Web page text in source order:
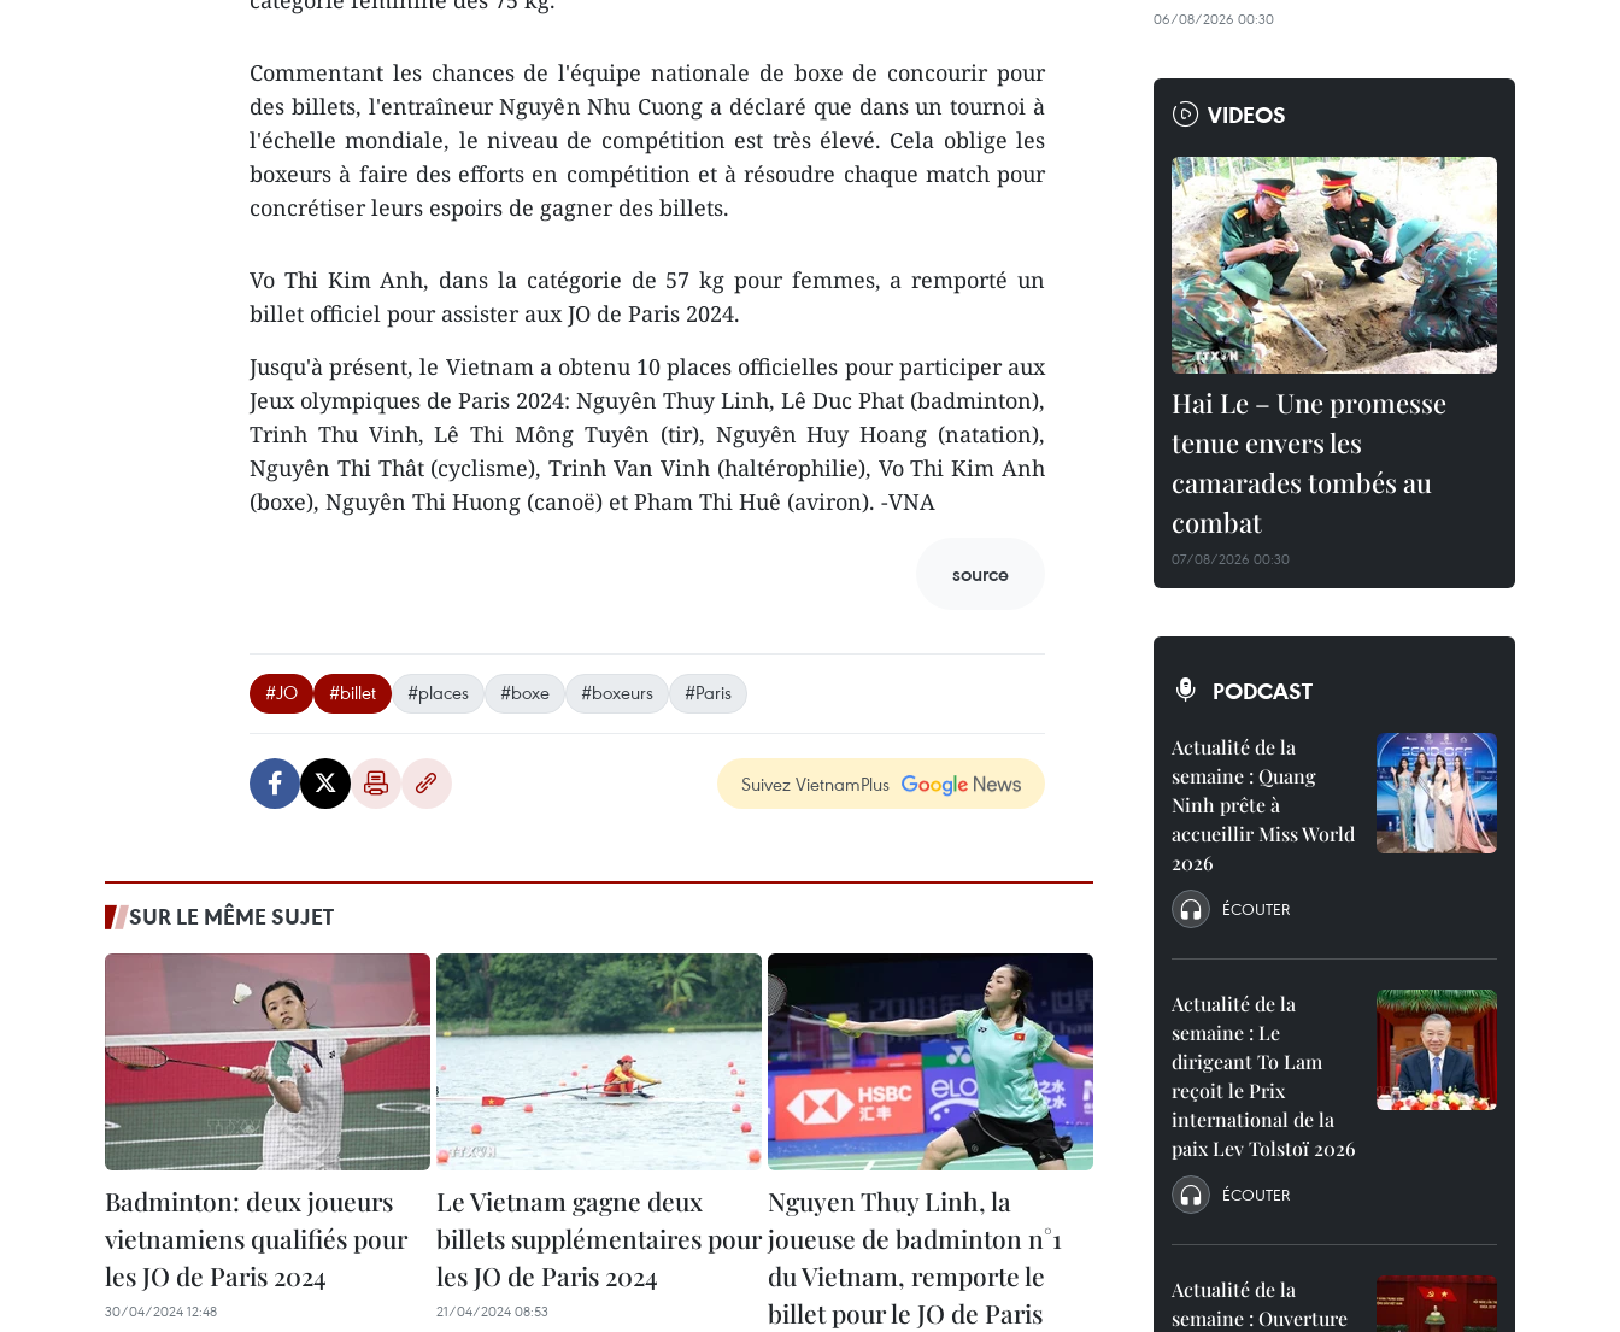
Commentant les chances de l'équipe nationale de boxe de concourir pour
des billets, l'entraîneur Nguyên Nhu Cuong a déclaré que dans un tournoi à
l'échelle mondiale, le niveau de compétition est très élevé. Cela oblige les
boxeurs à faire des efforts en compétition et à résoudre chaque match pour
concrétiser leurs espoirs de gagner des billets.
Vo Thi Kim Anh, dans la catégorie de 57 kg pour femmes, a remporté un
billet officiel pour assister aux JO de Paris 2024.
Jusqu'à présent, le Vietnam a obtenu 10 places officielles pour participer aux
Jeux olympiques de Paris 2024: Nguyên Thuy Linh, Lê Duc Phat (badminton),
Trinh Thu Vinh, Lê Thi Mông Tuyên (tir), Nguyên Huy Hoang (natation),
Nguyên Thi Thât (cyclisme), Trinh Van Vinh (haltérophilie), Vo Thi Kim Anh
(boxe), Nguyên Thi Huong (canoë) et Pham Thi Huê (aviron). -VNA
source
#JO #billet #places #boxe #boxeurs #Paris
Suivez VietnamPlus
SUR LE MÊME SUJET
Badminton: deux joueurs
vietnamiens qualifiés pour
les JO de Paris 2024
30/04/2024 12:48
Le Vietnam gagne deux
billets supplémentaires pour
les JO de Paris 2024
21/04/2024 08:53
Nguyen Thuy Linh, la
joueuse de badminton n°1
du Vietnam, remporte le
billet pour le JO de Paris
06/08/2026 00:30
VIDEOS
Hai Le – Une promesse
tenue envers les
camarades tombés au
combat
07/08/2026 00:30
PODCAST
Actualité de la
semaine : Quang
Ninh prête à
accueillir Miss World
2026
ÉCOUTER
Actualité de la
semaine : Le
dirigeant To Lam
reçoit le Prix
international de la
paix Lev Tolstoï 2026
ÉCOUTER
Actualité de la
semaine : Ouverture